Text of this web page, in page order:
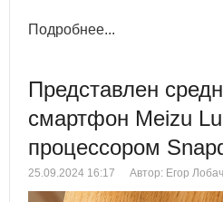
Подробнее...
Представлен
смартфон Meizu
процессором
25.09.2024 16:17 Автор: Егор